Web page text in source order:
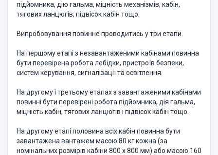
підйомника, дію гальма, міцність механізмів, кабін,
тягових ланцюгів, підвісок кабін тощо.
Випробовування повинне проводитись у три етапи.
На першому етапі з незавантаженими кабінами повинна
бути перевірена робота лебідки, пристроїв безпеки,
систем керування, сигналізації та освітлення.
На другому і третьому етапах з завантаженими кабінами
повинні бути перевірені робота підйомника, дія гальма,
міцність кабін, тягових ланцюгів і підвісок кабін тощо.
На другому етапі половина всіх кабін повинна бути
завантажена вантажем масою 80 кг кожна (за
номінальних розмірів кабіни 800 х 800 мм) або масою 160